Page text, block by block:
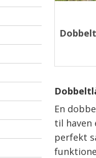
En
til haven
perfekt